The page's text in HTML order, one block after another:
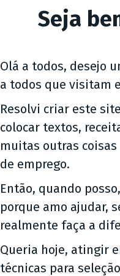
Seja
Olá a todos, desejo
a todos que visitam
Resolvi criar este
colocar textos,
muitas outras
de emprego.
Então, quando
porque amo ajudar,
realmente faça a
Queria hoje, atingir
técnicas para